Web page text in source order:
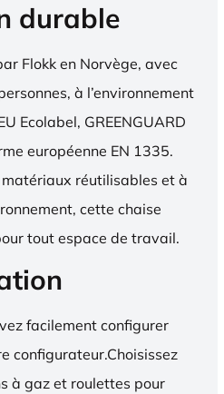
durable
Flokk en Norvège, avec
à l’environnement
Ecolabel, GREENGUARD
européenne EN 1335.
réutilisables et à
cette chaise
tout espace de travail.
facilement configurer
configurateur.Choisissez
à gaz et roulettes pour